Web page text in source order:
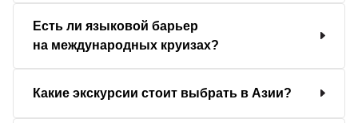
Есть ли языковой барьер
на международных круизах?
Какие экскурсии стоит выбрать в Азии?